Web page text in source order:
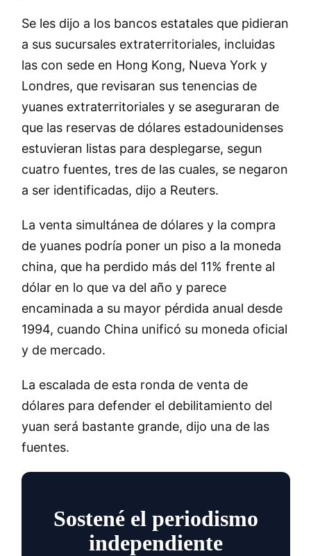
Se les dijo a los bancos estatales que pidieran
a sus sucursales extraterritoriales, incluidas
las con sede en Hong Kong, Nueva York y
Londres, que revisaran sus tenencias de
yuanes extraterritoriales y se aseguraran de
que las reservas de dólares estadounidenses
estuvieran listas para desplegarse, segun
cuatro fuentes, tres de las cuales, se negaron
a ser identificadas, dijo a Reuters.
La venta simultánea de dólares y la compra
de yuanes podría poner un piso a la moneda
china, que ha perdido más del 11% frente al
dólar en lo que va del año y parece
encaminada a su mayor pérdida anual desde
1994, cuando China unificó su moneda oficial
y de mercado.
La escalada de esta ronda de venta de
dólares para defender el debilitamiento del
yuan será bastante grande, dijo una de las
fuentes.
Sostené el periodismo
independiente